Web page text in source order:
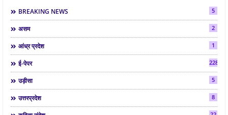
BREAKING NEWS 5
असम 2
आंध्र प्रदेश 1
ई-पेपर 2286
उड़ीसा 5
उत्तरप्रदेश 8